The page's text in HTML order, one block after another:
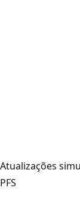
Atualizações
PFS